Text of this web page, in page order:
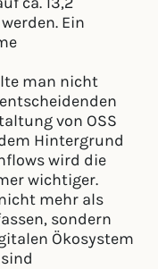
Ein
man nicht
von OSS
Hintergrund
wird die
wichtiger.
mehr als
sondern
Ökosystem